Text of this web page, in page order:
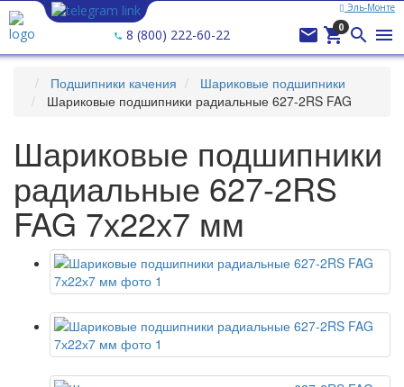
Эль-Монте
Ваш город —Эль-Монте
8 (800) 222-60-22  
0  
Подшипники качения
Шариковые подшипники
Шариковые подшипники радиальные 627-2RS FAG
Шариковые подшипники
радиальные 627-2RS
FAG 7х22х7 мм